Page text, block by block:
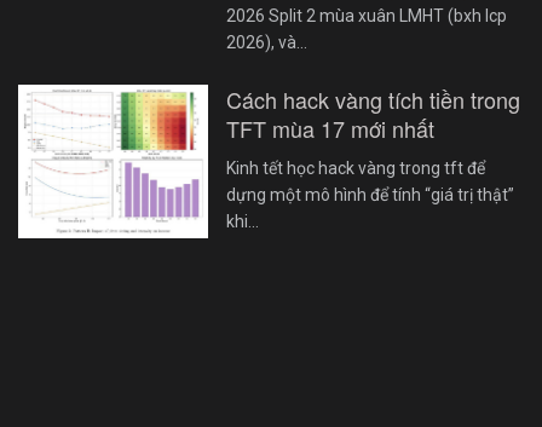
2026 Split 2 mùa xuân LMHT (bxh lcp
2026), và…
Cách hack vàng tích tiền trong
TFT mùa 17 mới nhất
Kinh tết học hack vàng trong tft để
dựng một mô hình để tính “giá trị thật”
khi…